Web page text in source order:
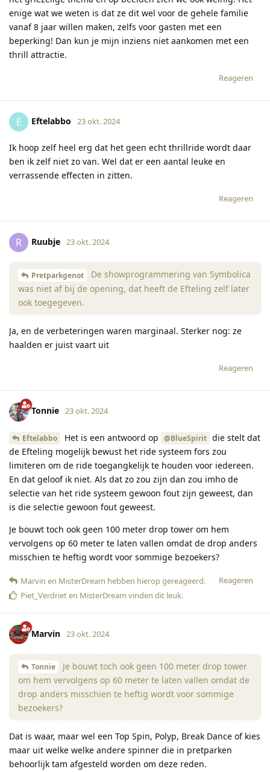
enige wat we weten is dat ze dit wel voor de gehele familie
vanaf 8 jaar willen maken, zelfs voor gasten met een
beperking! Dan kun je mijn inziens niet aankomen met een
thrill attractie.
Reageren
E Eftelabbo 23 okt. 2024
Ik hoop zelf heel erg dat het geen echt thrillride wordt daar
ben ik zelf niet zo van. Wel dat er een aantal leuke en
verrassende effecten in zitten.
Reageren
R Ruubje 23 okt. 2024
Pretparkgenot
De showprogrammering van Symbolica
was niet af bij de opening, dat heeft de Efteling zelf later
ook toegegeven.
Ja, en de verbeteringen waren marginaal. Sterker nog: ze
haalden er juist vaart uit
Reageren
Tonnie 23 okt. 2024
Eftelabbo Het is een antwoord op @BlueSpirit die stelt dat
de Efteling mogelijk bewust het ride systeem fors zou
limiteren om de ride toegangkelijk te houden voor iedereen.
En dat geloof ik niet. Als dat zo zou zijn dan zou imho de
selectie van het ride systeem gewoon fout zijn geweest, dan
is die selectie gewoon fout geweest.
Je bouwt toch ook geen 100 meter drop tower om hem
vervolgens op 60 meter te laten vallen omdat de drop anders
misschien te heftig wordt voor sommige bezoekers?
Reageren
Marvin en MisterDream hebben hierop gereageerd.
Piet_Verdrieten MisterDream vinden dit leuk.
Marvin 23 okt. 2024
Tonnie
Je bouwt toch ook geen 100 meter drop tower
om hem vervolgens op 60 meter te laten vallen omdat de
drop anders misschien te heftig wordt voor sommige
bezoekers?
Dat is waar, maar wel een Top Spin, Polyp, Break Dance of kies
maar uit welke welke andere spinner die in pretparken
behoorlijk tam afgesteld worden om deze reden.